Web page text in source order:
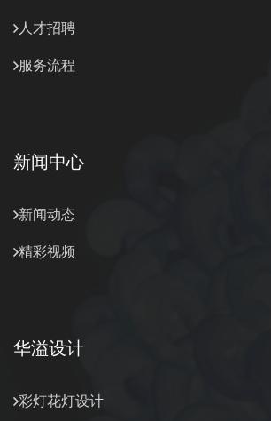
人才招聘
服务流程
新闻中心
新闻动态
精彩视频
华溢设计
彩灯花灯设计